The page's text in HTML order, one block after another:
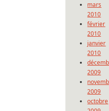
mars
2010
février
2010
janvier
2010
2009
2009
octobre